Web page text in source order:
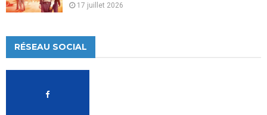
17 juillet 2026
RÉSEAU SOCIAL